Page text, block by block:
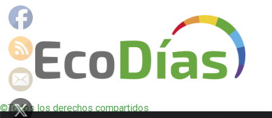
©Todos los derechos compartidos